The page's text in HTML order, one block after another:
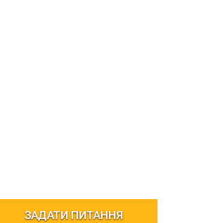
ЗАДАТИ ПИТАННЯ